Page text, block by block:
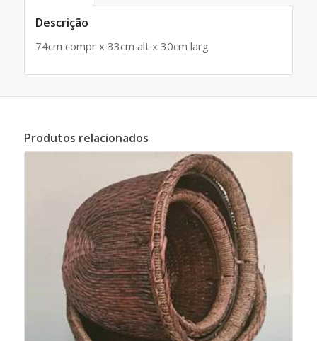
Descrição
74cm compr x 33cm alt x 30cm larg
Produtos relacionados